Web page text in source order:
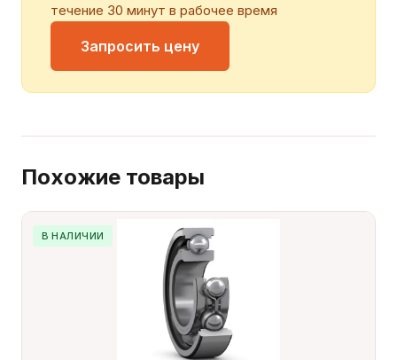
течение 30 минут в рабочее время
Запросить цену
Похожие товары
В НАЛИЧИИ